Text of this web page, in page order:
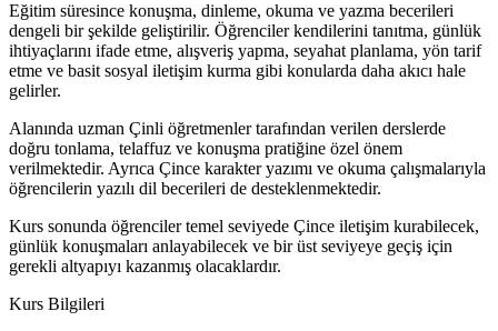
Eğitim süresince konuşma, dinleme, okuma ve yazma becerileri
dengeli bir şekilde geliştirilir. Öğrenciler kendilerini tanıtma, günlük
ihtiyaçlarını ifade etme, alışveriş yapma, seyahat planlama, yön tarif
etme ve basit sosyal iletişim kurma gibi konularda daha akıcı hale
gelirler.
Alanında uzman Çinli öğretmenler tarafından verilen derslerde
doğru tonlama, telaffuz ve konuşma pratiğine özel önem
verilmektedir. Ayrıca Çince karakter yazımı ve okuma çalışmalarıyla
öğrencilerin yazılı dil becerileri de desteklenmektedir.
Kurs sonunda öğrenciler temel seviyede Çince iletişim kurabilecek,
günlük konuşmaları anlayabilecek ve bir üst seviyeye geçiş için
gerekli altyapıyı kazanmış olacaklardır.
Kurs Bilgileri